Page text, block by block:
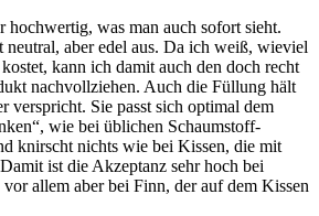
hochwertig, was man auch sofort sieht.
neutral, aber edel aus. Da ich weiß, wieviel
kann ich damit auch den doch recht
nachvollziehen. Auch die Füllung hält
verspricht. Sie passt sich optimal dem
wie bei üblichen Schaumstoff-
knirscht nichts wie bei Kissen, die mit
ist die Akzeptanz sehr hoch bei
allem aber bei Finn, der auf dem Kissen